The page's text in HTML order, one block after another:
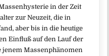
in der Zeit
zur Neuzeit, die in
aber bis in die heutige
Einfluß auf den Lauf der
jenem Massenphänomen